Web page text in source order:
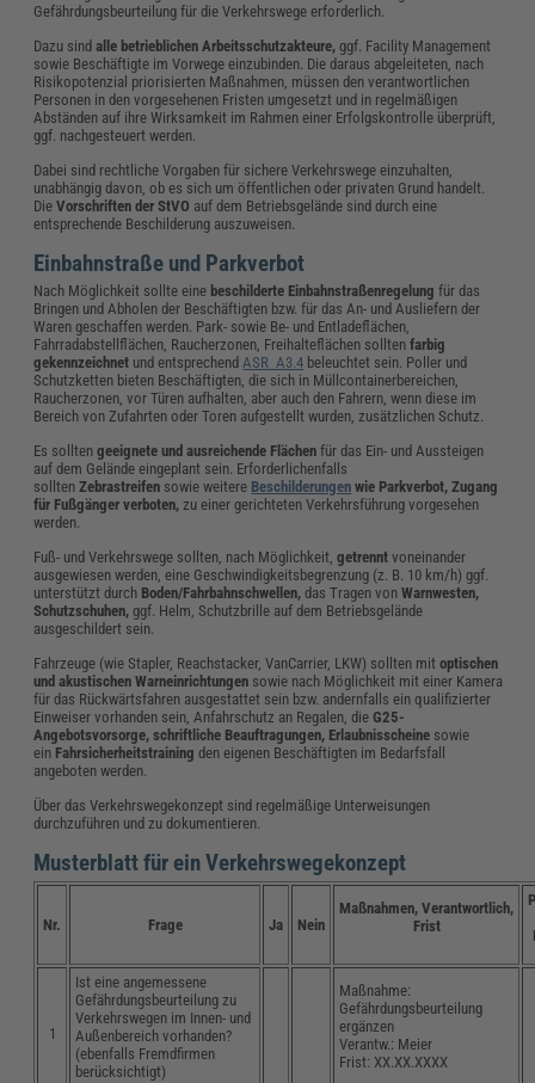
Gefährdungsbeurteilung für die Verkehrswege erforderlich.
Dazu sindalle betrieblichen Arbeitsschutzakteure, ggf. Facility Management
sowie Beschäftigte im Vorwege einzubinden. Die daraus abgeleiteten, nach
Risikopotenzial priorisierten Maßnahmen, müssen den verantwortlichen
Personen in den vorgesehenen Fristen umgesetzt und in regelmäßigen
Abständen auf ihre Wirksamkeit im Rahmen einer Erfolgskontrolle überprüft,
ggf. nachgesteuert werden.
Dabei sind rechtliche Vorgaben für sichere Verkehrswege einzuhalten,
unabhängig davon, ob es sich um öffentlichen oder privaten Grund handelt.
DieVorschriften der StVO auf dem Betriebsgelände sind durch eine
entsprechende Beschilderung auszuweisen.
Einbahnstraße und Parkverbot
Nach Möglichkeit sollte eine beschilderte Einbahnstraßenregelung für das
Bringen und Abholen der Beschäftigten bzw. für das An- und Ausliefern der
Waren geschaffen werden. Park- sowie Be- und Entladeflächen,
Fahrradabstellflächen, Raucherzonen, Freihalteflächen solltenfarbig
gekennzeichnet und entsprechendASR A3.4 beleuchtet sein. Poller und
Schutzketten bieten Beschäftigten, die sich in Müllcontainerbereichen,
Raucherzonen, vor Türen aufhalten, aber auch den Fahrern, wenn diese im
Bereich von Zufahrten oder Toren aufgestellt wurden, zusätzlichen Schutz.
Es solltengeeignete und ausreichende Flächen für das Ein- und Aussteigen
auf dem Gelände eingeplant sein. Erforderlichenfalls
solltenZebrastreifen sowie weitere Beschilderungen wie Parkverbot, Zugang
für Fußgänger verboten, zu einer gerichteten Verkehrsführung vorgesehen
werden.
Fuß- und Verkehrswege sollten, nach Möglichkeit,getrennt voneinander
ausgewiesen werden, eine Geschwindigkeitsbegrenzung (z. B. 10 km/h) ggf.
unterstützt durch Boden/Fahrbahnschwellen, das Tragen vonWarnwesten,
Schutzschuhen, ggf. Helm, Schutzbrille auf dem Betriebsgelände
ausgeschildert sein.
Fahrzeuge (wie Stapler, Reachstacker, VanCarrier, LKW) sollten mitoptischen
und akustischen Warneinrichtungen sowie nach Möglichkeit mit einer Kamera
für das Rückwärtsfahren ausgestattet sein bzw. andernfalls ein qualifizierter
Einweiser vorhanden sein, Anfahrschutz an Regalen, dieG25-
Angebotsvorsorge, schriftliche Beauftragungen, Erlaubnisscheine sowie
ein Fahrsicherheitstraining den eigenen Beschäftigten im Bedarfsfall
angeboten werden.
Über das Verkehrswegekonzept sind regelmäßige Unterweisungen
durchzuführen und zu dokumentieren.
Musterblatt für ein Verkehrswegekonzept
Nr. Frage Ja Nein
Maßnahmen, Verantwortlich,
Frist
1
Ist eine angemessene
Gefährdungsbeurteilung zu
Verkehrswegen im Innen- und
Außenbereich vorhanden?
(ebenfalls Fremdfirmen
berücksichtigt)
Maßnahme:
Gefährdungsbeurteilung
ergänzen
Verantw.: Meier
Frist: XX.XX.XXXX